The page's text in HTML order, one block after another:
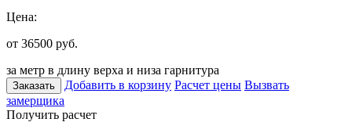
Цена:
от 36500 руб.
за метр в длину верха и низа гарнитура
Заказать Добавить в корзину Расчет цены Вызвать
замерщика
Получить расчет